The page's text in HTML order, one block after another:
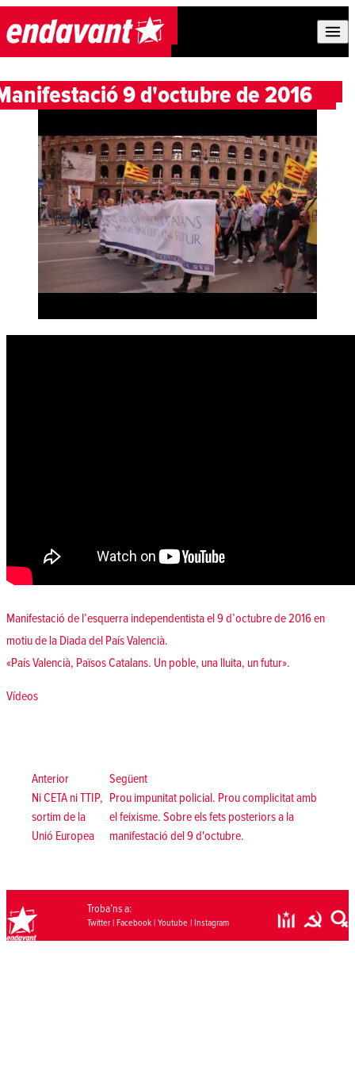
Skip to content
9 d'octubre de 2016
Manifestació de l’esquerra independentista el 9 d’octubre de 2016 en
motiu de la Diada del País Valencià.
«País Valencià, Països Catalans. Un poble, una lluita, un futur».
Posted in
Vídeos
d'entradesAnteriorAnterior:
Ni CETA ni TTIP,
sortim de la
Unió Europea
SegüentSegüent:
Prou impunitat policial. Prou complicitat amb
el feixisme. Sobre els fets posteriors a la
manifestació del 9 d'octubre.
Troba’ns a:
Twitter| Facebook| Youtube| Instagram